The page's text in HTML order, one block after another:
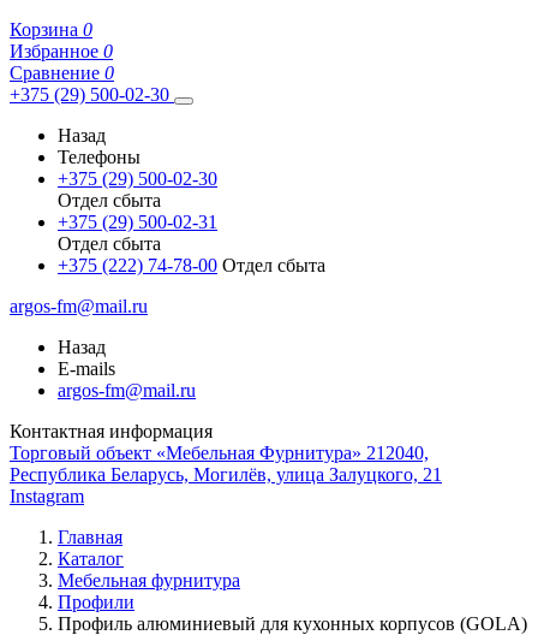
Корзина 0
Избранное 0
Сравнение 0
+375 (29) 500-02-30
Назад
Телефоны
+375 (29) 500-02-30
Отдел сбыта
+375 (29) 500-02-31
Отдел сбыта
+375 (222) 74-78-00 Отдел сбыта
argos-fm@mail.ru
Назад
E-mails
argos-fm@mail.ru
Контактная информация
Торговый объект «Мебельная Фурнитура» 212040,
Республика Беларусь, Могилёв, улица Залуцкого, 21
Instagram
Главная
Каталог
Мебельная фурнитура
Профили
Профиль алюминиевый для кухонных корпусов (GOLA)